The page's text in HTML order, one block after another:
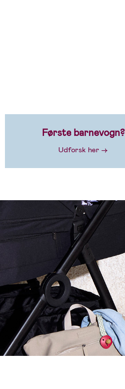
Første barnevogn?
Udforsk her →